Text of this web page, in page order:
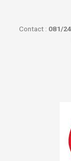
Contact : 081/